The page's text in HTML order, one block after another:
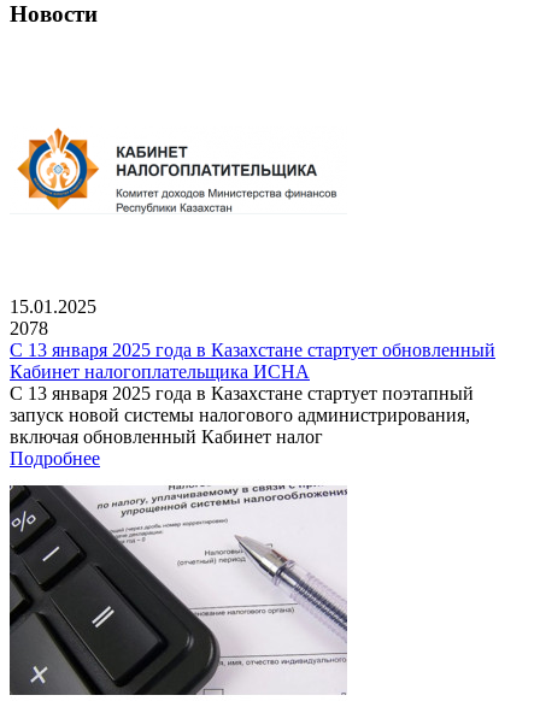
Новости
15.01.2025
2078
С 13 января 2025 года в Казахстане стартует обновленный
Кабинет налогоплательщика ИСНА
С 13 января 2025 года в Казахстане стартует поэтапный
запуск новой системы налогового администрирования,
включая обновленный Кабинет налог
Подробнее